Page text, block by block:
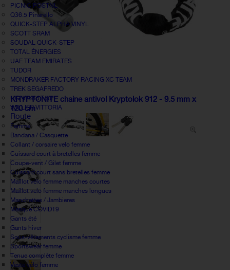
PICNIC POSTNL
Q36.5 Pinarello
QUICK-STEP ALPHA VINYL
SCOTT SRAM
SOUDAL QUICK-STEP
TOTAL ÉNERGIES
UAE TEAM EMIRATES
TUDOR
MONDRAKER FACTORY RACING XC TEAM
TREK SEGAFREDO
UCI World Tour
WILLIER VITTORIA
Route
Femme
Bandana / Casquette
Collant / corsaire velo femme
Cuissard court à bretelles femme
Coupe-vent / Gilet femme
Cuissard court sans bretelles femme
Maillot vélo femme manches courtes
Maillot velo femme manches longues
Manchettes / Jambieres
Masque COVID19
Gants été
Gants hiver
Sous-vêtements cyclisme femme
Sportswear femme
Tenue complète femme
Veste vélo femme
KRYPTONITE chaine antivol Kryptolok 912 - 9.5 mm x
120 cm